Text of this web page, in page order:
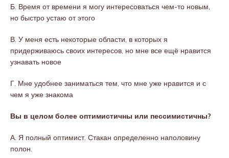
Б. Время от времени я могу интересоваться чем-то новым,
но быстро устаю от этого
В. У меня есть некоторые области, в которых я
придерживаюсь своих интересов, но мне все ещё нравится
узнавать новое
Г. Мне удобнее заниматься тем, что мне уже нравится и с
чем я уже знакома
Вы в целом более оптимистичны или пессимистичны?
А. Я полный оптимист. Стакан определенно наполовину
полон.